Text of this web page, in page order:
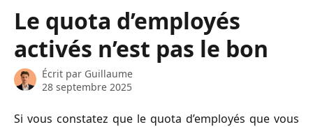
Le quota d’employés
activés n’est pas le bon
Écrit par Guillaume
28 septembre 2025
Si vous constatez que le quota d’employés que vous